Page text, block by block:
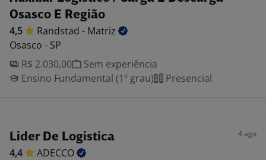
Osasco E Região
4,5 Randstad - Matriz
Osasco - SP
R$ 2.030,00
Sem experiência
Ensino Fundamental (1º grau)
Presencial
Lider De Logistica 4 ago
4,4
ADECCO